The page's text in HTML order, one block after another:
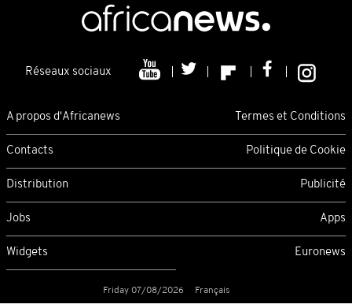
Réseaux sociaux
A propos d'Africanews Termes et Conditions
Contacts Politique de Cookie
Distribution Publicité
Jobs Apps
Widgets Euronews
Friday 07/08/2026